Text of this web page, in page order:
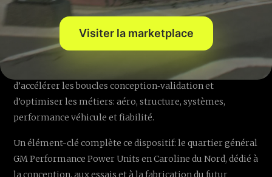
À moyen terme, une nouvelle installation TWG à Fishers,
dans l’Indiana, vient enrichir la chaîne de valeur, tandis
que les centres technologiques Cadillac et GM apportent
des ressources en simulation, matériaux, calcul et
électronique. Ce maillage permet de répartir les charges,
d’accélérer les boucles conception‑validation et
d’optimiser les métiers: aéro, structure, systèmes,
performance véhicule et fiabilité.
Un élément-clé complète ce dispositif: le quartier général
GM Performance Power Units en Caroline du Nord, dédié à
la conception, aux essais et à la fabrication du futur
Visiter la marketplace